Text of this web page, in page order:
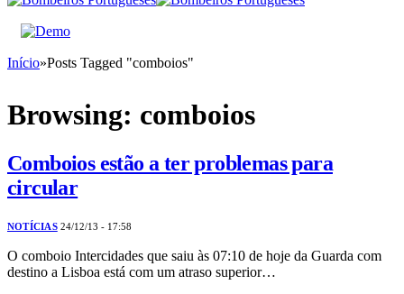
Início»Posts Tagged "comboios"
Browsing: comboios
Comboios estão a ter problemas para
circular
NOTÍCIAS 24/12/13 - 17:58
O comboio Intercidades que saiu às 07:10 de hoje da Guarda com
destino a Lisboa está com um atraso superior…